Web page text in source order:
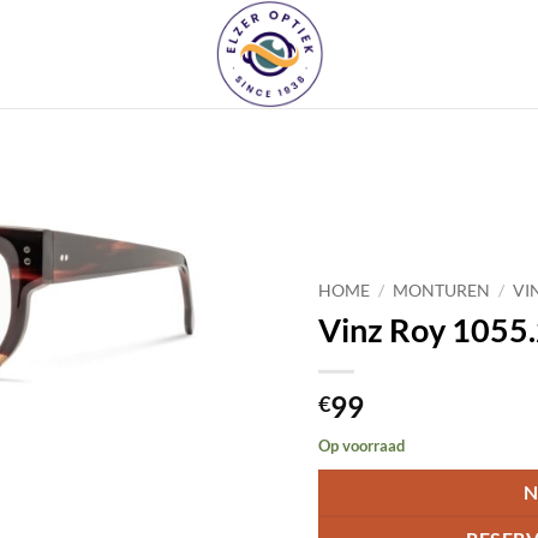
aan
verlanglijst
HOME / MONTUREN /
Vinz Roy
€99
Op voorraad